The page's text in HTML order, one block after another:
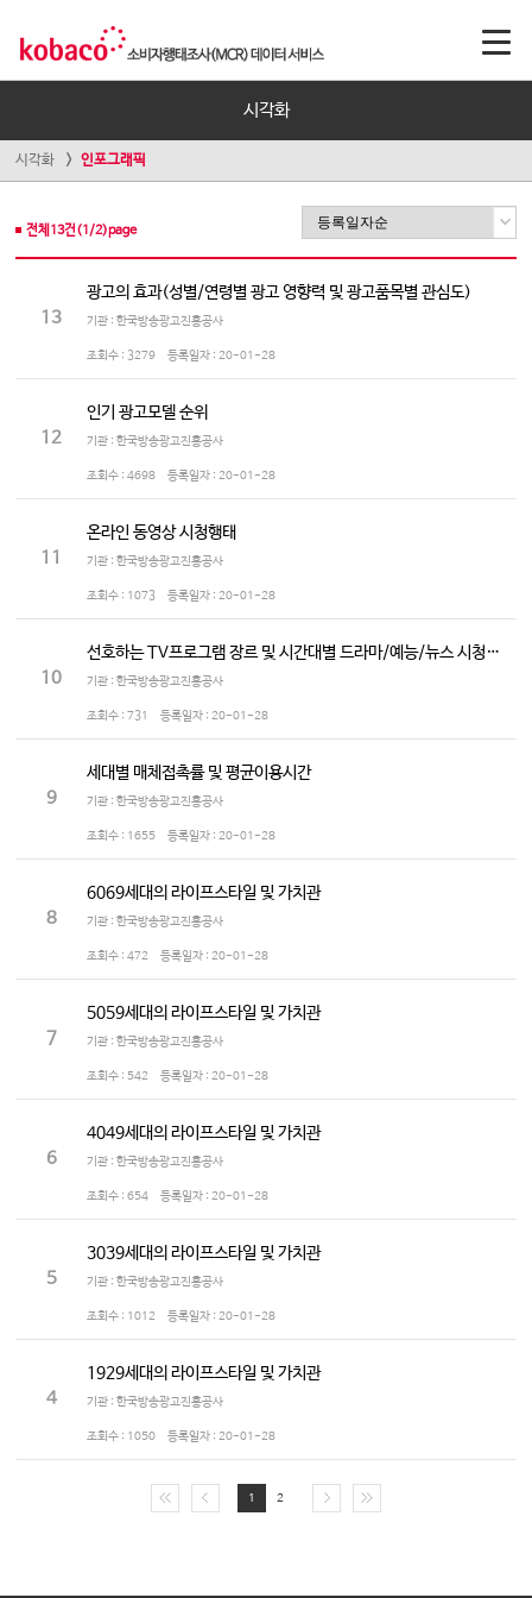
시각화
시각화 인포그래픽
전체 13건(1 /2)page
13
광고의 효과(성별/연령별 광고 영향력 및 광고품목별 관심도)
기관 : 한국방송광고진흥공사
조회수 : 3279 등록일자 : 20-01-28
12
인기 광고모델 순위
기관 : 한국방송광고진흥공사
조회수 : 4698 등록일자 : 20-01-28
11
온라인 동영상 시청행태
기관 : 한국방송광고진흥공사
조회수 : 1073 등록일자 : 20-01-28
10
선호하는 TV프로그램 장르 및 시간대별 드라마/예능/뉴스 시청정도
기관 : 한국방송광고진흥공사
조회수 : 731 등록일자 : 20-01-28
9
세대별 매체접촉률 및 평균이용시간
기관 : 한국방송광고진흥공사
조회수 : 1655 등록일자 : 20-01-28
8
6069세대의 라이프스타일 및 가치관
기관 : 한국방송광고진흥공사
조회수 : 472 등록일자 : 20-01-28
7
5059세대의 라이프스타일 및 가치관
기관 : 한국방송광고진흥공사
조회수 : 542 등록일자 : 20-01-28
6
4049세대의 라이프스타일 및 가치관
기관 : 한국방송광고진흥공사
조회수 : 654 등록일자 : 20-01-28
5
3039세대의 라이프스타일 및 가치관
기관 : 한국방송광고진흥공사
조회수 : 1012 등록일자 : 20-01-28
4
1929세대의 라이프스타일 및 가치관
기관 : 한국방송광고진흥공사
조회수 : 1050 등록일자 : 20-01-28
1 2